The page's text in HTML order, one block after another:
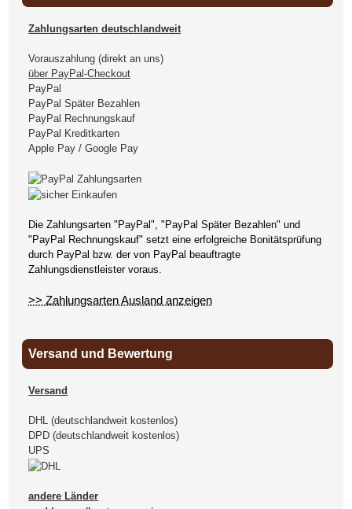
Zahlungsarten deutschlandweit
Vorauszahlung (direkt an uns)
über PayPal-Checkout
PayPal
PayPal Später Bezahlen
PayPal Rechnungskauf
PayPal Kreditkarten
Apple Pay / Google Pay
Die Zahlungsarten "PayPal", "PayPal Später Bezahlen" und
"PayPal Rechnungskauf" setzt eine erfolgreiche Bonitätsprüfung
durch PayPal bzw. der von PayPal beauftragte
Zahlungsdienstleister voraus.
>> Zahlungsarten Ausland anzeigen
Versand und Bewertung
Versand
DHL (deutschlandweit kostenlos)
DPD (deutschlandweit kostenlos)
UPS
andere Länder